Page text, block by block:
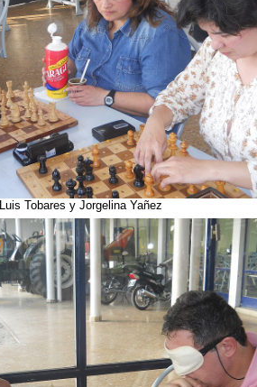
Luis Tobares y Jorgelina Yañez